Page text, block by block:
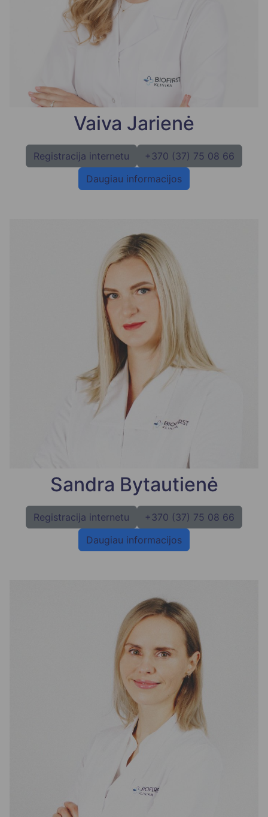
Vaiva Jarienė
Registracija internetu
+370 (37) 75 08 66
Daugiau informacijos
Sandra Bytautienė
Registracija internetu
+370 (37) 75 08 66
Daugiau informacijos